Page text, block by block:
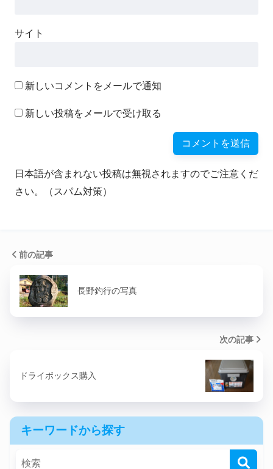
サイト
新しいコメントをメールで通知
新しい投稿をメールで受け取る
日本語が含まれない投稿は無視されますのでご注意くだ
さい。（スパム対策）
前の記事
長野釣行の写真
次の記事
ドライボックス購入
キーワードから探す